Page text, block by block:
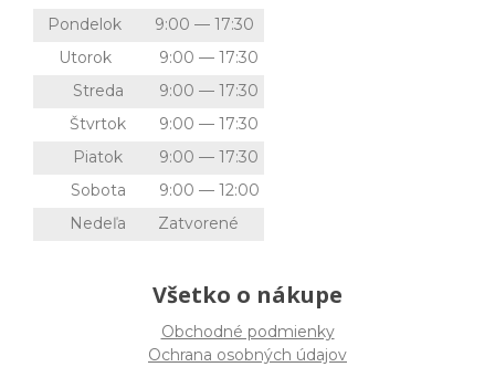
Pondelok
9:00 — 17:30
Utorok
9:00 — 17:30
Streda
9:00 — 17:30
Štvrtok
9:00 — 17:30
Piatok
9:00 — 17:30
Sobota
9:00 — 12:00
Nedeľa
Zatvorené
Všetko o nákupe
Obchodné podmienky
Ochrana osobných údajov